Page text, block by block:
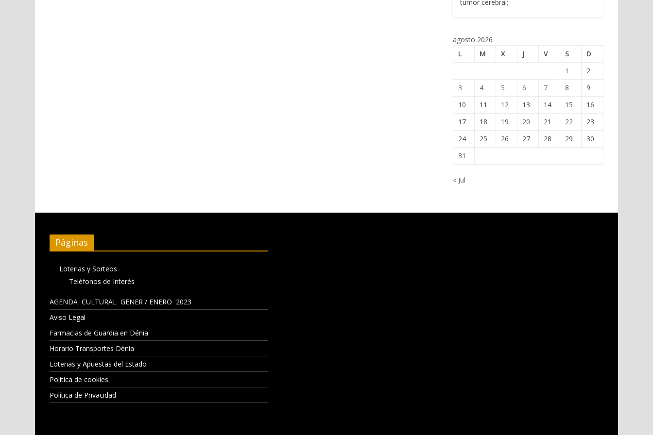
tumor cerebral;
agosto 2026
L
M X J V S
D
1
2
3
4 5 6 7 8
9
10
11 12 13 14 15
16
17
18 19 20 21 22
23
24
25 26 27 28 29
30
31
« Jul
Páginas
Loterias y Sorteos
Teléfonos de Interés
AGENDA CULTURAL GENER / ENERO 2023
Aviso Legal
Farmacias de Guardia en Dénia
Horario Transportes Dénia
Loterias y Apuestas del Estado
Política de cookies
Política de Privacidad